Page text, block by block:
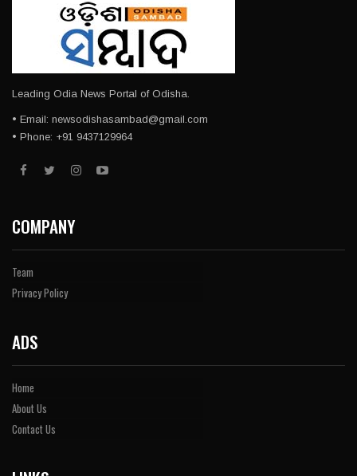
Leading Odia News Portal of Odisha.
• Email: newsodishasambad@gmail.com
• Phone: +91 9437129964
COMPANY
Team
Privacy Policy
ADS
Home
About Us
Contact Us